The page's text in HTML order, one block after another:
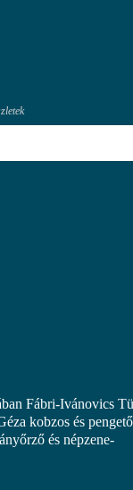
Fábri-Ivánovics
kobzos és
és népzene-